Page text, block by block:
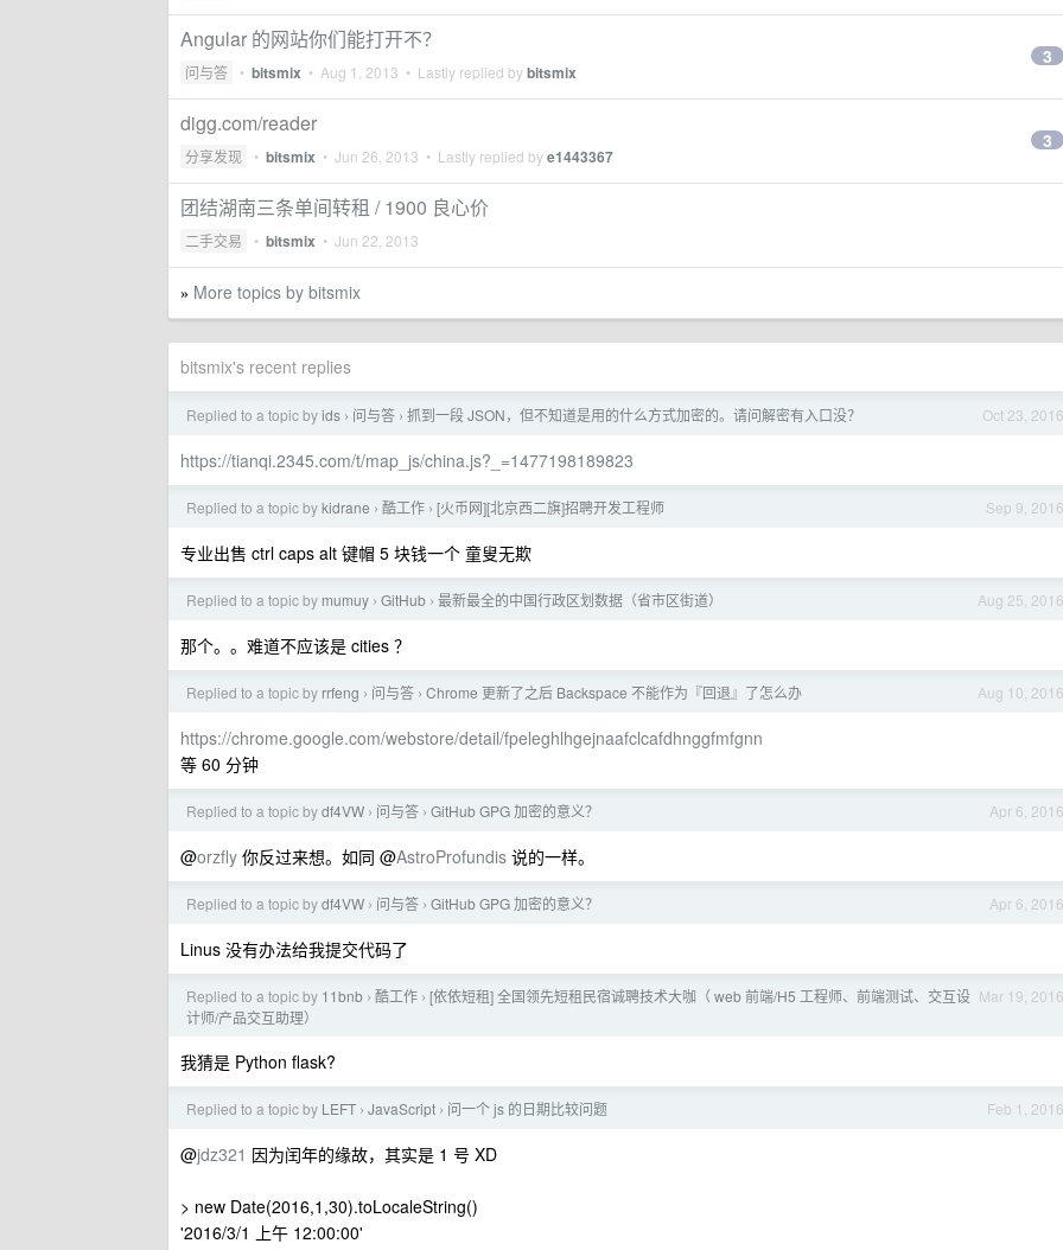
Angular 的网站你们能打开不？
问与答 • bitsmix • Aug 1, 2013 • Lastly replied bybitsmix
3
digg.com/reader
分享发现 • bitsmix • Jun 26, 2013 • Lastly replied bye1443367
3
团结湖南三条单间转租 / 1900 良心价
二手交易 • bitsmix • Jun 22, 2013
» More topics by bitsmix
bitsmix's recent replies
Oct 23, 2016
Replied to a topic byids › 问与答 › 抓到一段 JSON，但不知道是用的什么方式加密的。请问解密有入口没？
https://tianqi.2345.com/t/map_js/china.js?_=1477198189823
Sep 9, 2016
Replied to a topic bykidrane › 酷工作 › [火币网][北京西二旗]招聘开发工程师
专业出售 ctrl caps alt 键帽 5 块钱一个 童叟无欺
Aug 25, 2016
Replied to a topic by mumuy › GitHub › 最新最全的中国行政区划数据（省市区街道）
那个。。难道不应该是 cities ？
Aug 10, 2016
Replied to a topic by rrfeng › 问与答 › Chrome 更新了之后 Backspace 不能作为『回退』了怎么办
https://chrome.google.com/webstore/detail/fpeleghlhgejnaafclcafdhnggfmfgnn
等 60 分钟
Apr 6, 2016
Replied to a topic bydf4VW › 问与答 › GitHub GPG 加密的意义？
@orzfly 你反过来想。如同 @AstroProfundis 说的一样。
Apr 6, 2016
Replied to a topic bydf4VW › 问与答 › GitHub GPG 加密的意义？
Linus 没有办法给我提交代码了
Mar 19, 2016
Replied to a topic by 11bnb › 酷工作 › [依依短租] 全国领先短租民宿诚聘技术大咖（ web 前端/H5 工程师、前端测试、交互设
计师/产品交互助理）
我猜是 Python flask?
Feb 1, 2016
Replied to a topic by LEFT › JavaScript › 问一个 js 的日期比较问题
@jdz321 因为闰年的缘故，其实是 1 号 XD
> new Date(2016,1,30).toLocaleString()
'2016/3/1 上午 12:00:00'